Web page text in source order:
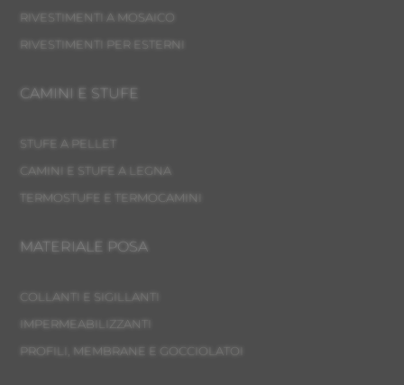
RIVESTIMENTI A MOSAICO
RIVESTIMENTI PER ESTERNI
CAMINI E STUFE
STUFE A PELLET
CAMINI E STUFE A LEGNA
TERMOSTUFE E TERMOCAMINI
MATERIALE POSA
COLLANTI E SIGILLANTI
IMPERMEABILIZZANTI
PROFILI, MEMBRANE E GOCCIOLATOI